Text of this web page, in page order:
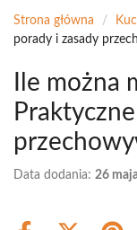
Strona główna /
porady i zasady
Ile można
Data dodania: 26